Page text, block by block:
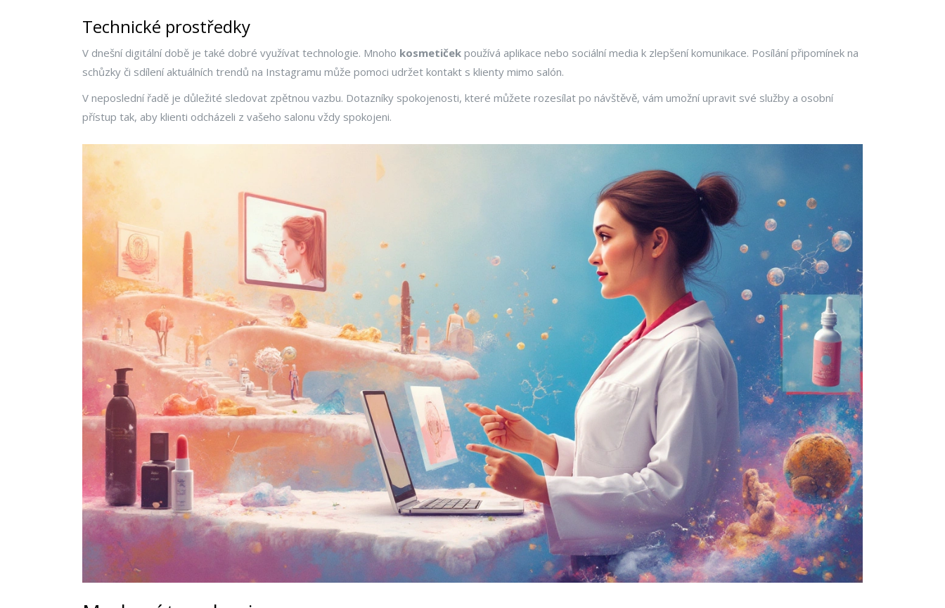
Technické prostředky
V dnešní digitální době je také dobré využívat technologie. Mnoho kosmetiček používá aplikace nebo sociální media k zlepšení komunikace. Posílání připomínek na
schůzky či sdílení aktuálních trendů na Instagramu může pomoci udržet kontakt s klienty mimo salón.
V neposlední řadě je důležité sledovat zpětnou vazbu. Dotazníky spokojenosti, které můžete rozesílat po návštěvě, vám umožní upravit své služby a osobní
přístup tak, aby klienti odcházeli z vašeho salonu vždy spokojeni.